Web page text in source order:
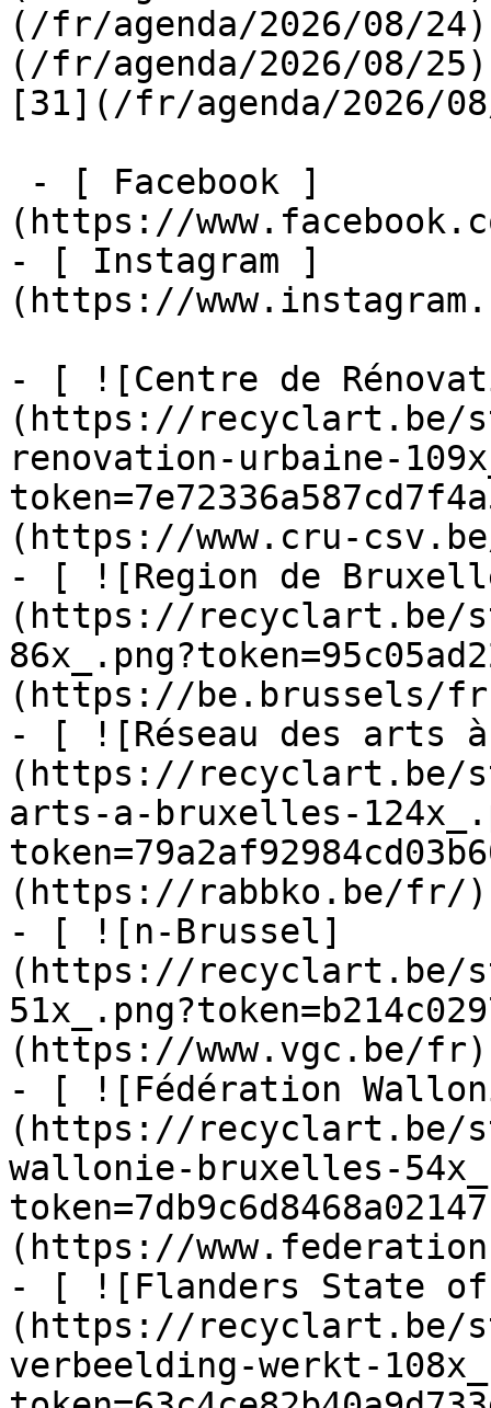
(/fr/agenda/2026/08/
(/fr/agenda/2026/08/
[31](/fr/agenda/
(https://
- [ Instagram ]
(https://
- [ ![Centre de
(https://recyclart.be/
renovation-urbaine-
(https://www.cru-
- [ ![Region de
(https://recyclart.be/
(https://be.brussels/
- [ ![Réseau des arts
(https://recyclart.be/
arts-a-bruxelles-
(https://rabbko.be/fr/)
- [ ![n-Brussel]
(https://recyclart.be/
(https://www.vgc.be/fr)
- [ ![Fédération
(https://recyclart.be/
wallonie-bruxelles-
(https://
- [ ![Flanders State
(https://recyclart.be/
verbeelding-werkt-